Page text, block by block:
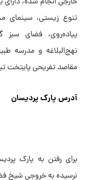
تنوع زیستی، سینمای
پیاده‌روی، فضای سبز
نهج‌البلاغه و مدرسه
مقاصد تفریحی پایتخت
آدرس پارک پردیسان
برای رفتن به پارک
نرسیده به خروجی شیخ